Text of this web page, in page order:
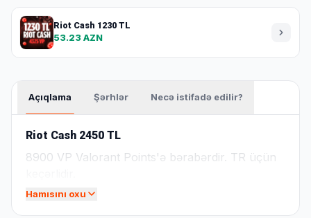
Riot Cash 1230 TL
53.23 AZN
Açıqlama Şərhlər Necə istifadə edilir?
Riot Cash 2450 TL
8900 VP Valorant Points'ə bərabərdir. TR üçün
Hamısını oxu